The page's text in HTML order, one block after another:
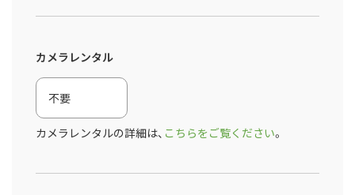
カメラレンタル
カメラレンタルの詳細は、 こちらをご覧ください。